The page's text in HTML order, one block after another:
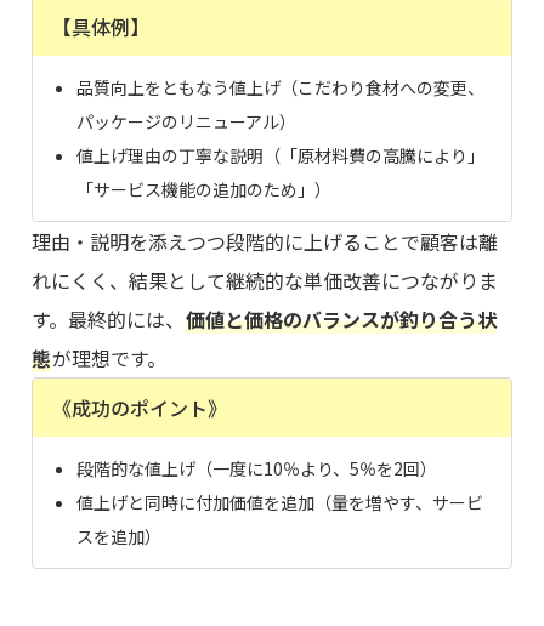
【具体例】
品質向上をともなう値上げ（こだわり食材への変更、
パッケージのリニューアル）
値上げ理由の丁寧な説明（「原材料費の高騰により」
「サービス機能の追加のため」）
理由・説明を添えつつ段階的に上げることで顧客は離
れにくく、結果として継続的な単価改善につながりま
す。最終的には、価値と価格のバランスが釣り合う状
態が理想です。
《成功のポイント》
段階的な値上げ（一度に10％より、5％を2回）
値上げと同時に付加価値を追加（量を増やす、サービ
スを追加）